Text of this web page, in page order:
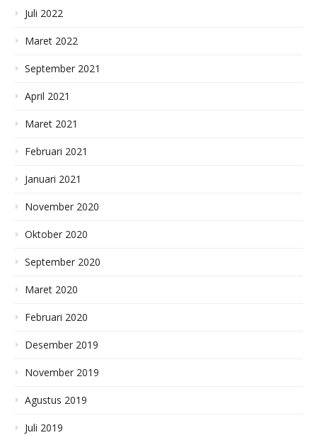
Juli 2022
Maret 2022
September 2021
April 2021
Maret 2021
Februari 2021
Januari 2021
November 2020
Oktober 2020
September 2020
Maret 2020
Februari 2020
Desember 2019
November 2019
Agustus 2019
Juli 2019